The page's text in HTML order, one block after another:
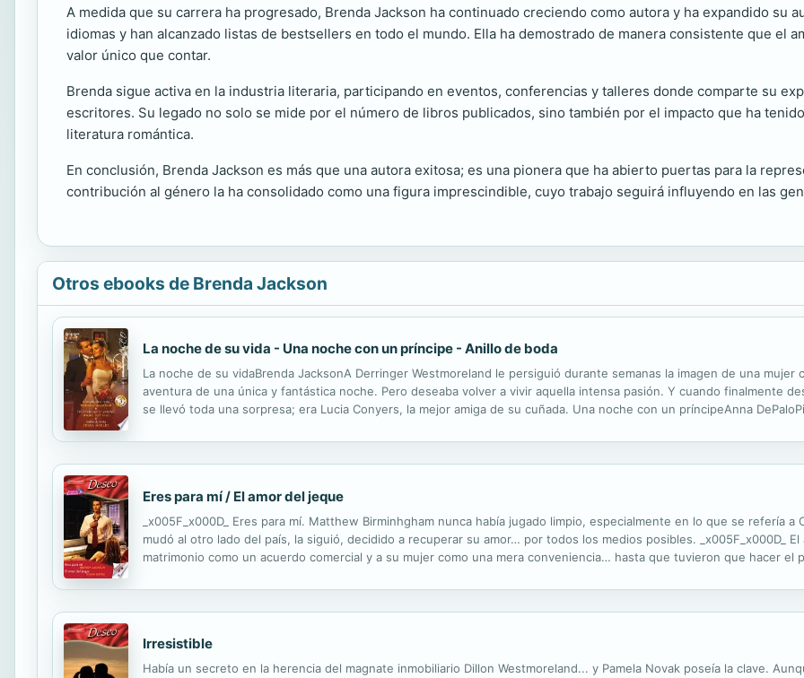
A medida que su carrera ha progresado, Brenda Jackson ha continuado creciendo como autora y ha expandido su
idiomas y han alcanzado listas de bestsellers en todo el mundo. Ella ha demostrado de manera consistente que el
valor único que contar.
Brenda sigue activa en la industria literaria, participando en eventos, conferencias y talleres donde comparte su
escritores. Su legado no solo se mide por el número de libros publicados, sino también por el impacto que ha
literatura romántica.
En conclusión, Brenda Jackson es más que una autora exitosa; es una pionera que ha abierto puertas para la
contribución al género la ha consolidado como una figura imprescindible, cuyo trabajo seguirá influyendo en las
Otros ebooks de Brenda Jackson
La noche de su vida - Una noche con un príncipe - Anillo de boda
La noche de su vidaBrenda JacksonA Derringer Westmoreland le persiguió durante semanas la imagen de una
aventura de una única y fantástica noche. Pero deseaba volver a vivir aquella intensa pasión. Y cuando finalmente
se llevó toda una sorpresa; era Lucia Conyers, la mejor amiga de su cuñada. Una noche con un príncipeAnna
Eres para mí / El amor del jeque
_x005F_x000D_ Eres para mí. Matthew Birminhgham nunca había jugado limpio, especialmente en lo que se refería
mudó al otro lado del país, la siguió, decidido a recuperar su amor… por todos los medios posibles. _x005F_x000D_
matrimonio como un acuerdo comercial y a su mujer como una mera conveniencia… hasta que tuvieron que hacer el
Irresistible
Había un secreto en la herencia del magnate inmobiliario Dillon Westmoreland... y Pamela Novak poseía la clave.